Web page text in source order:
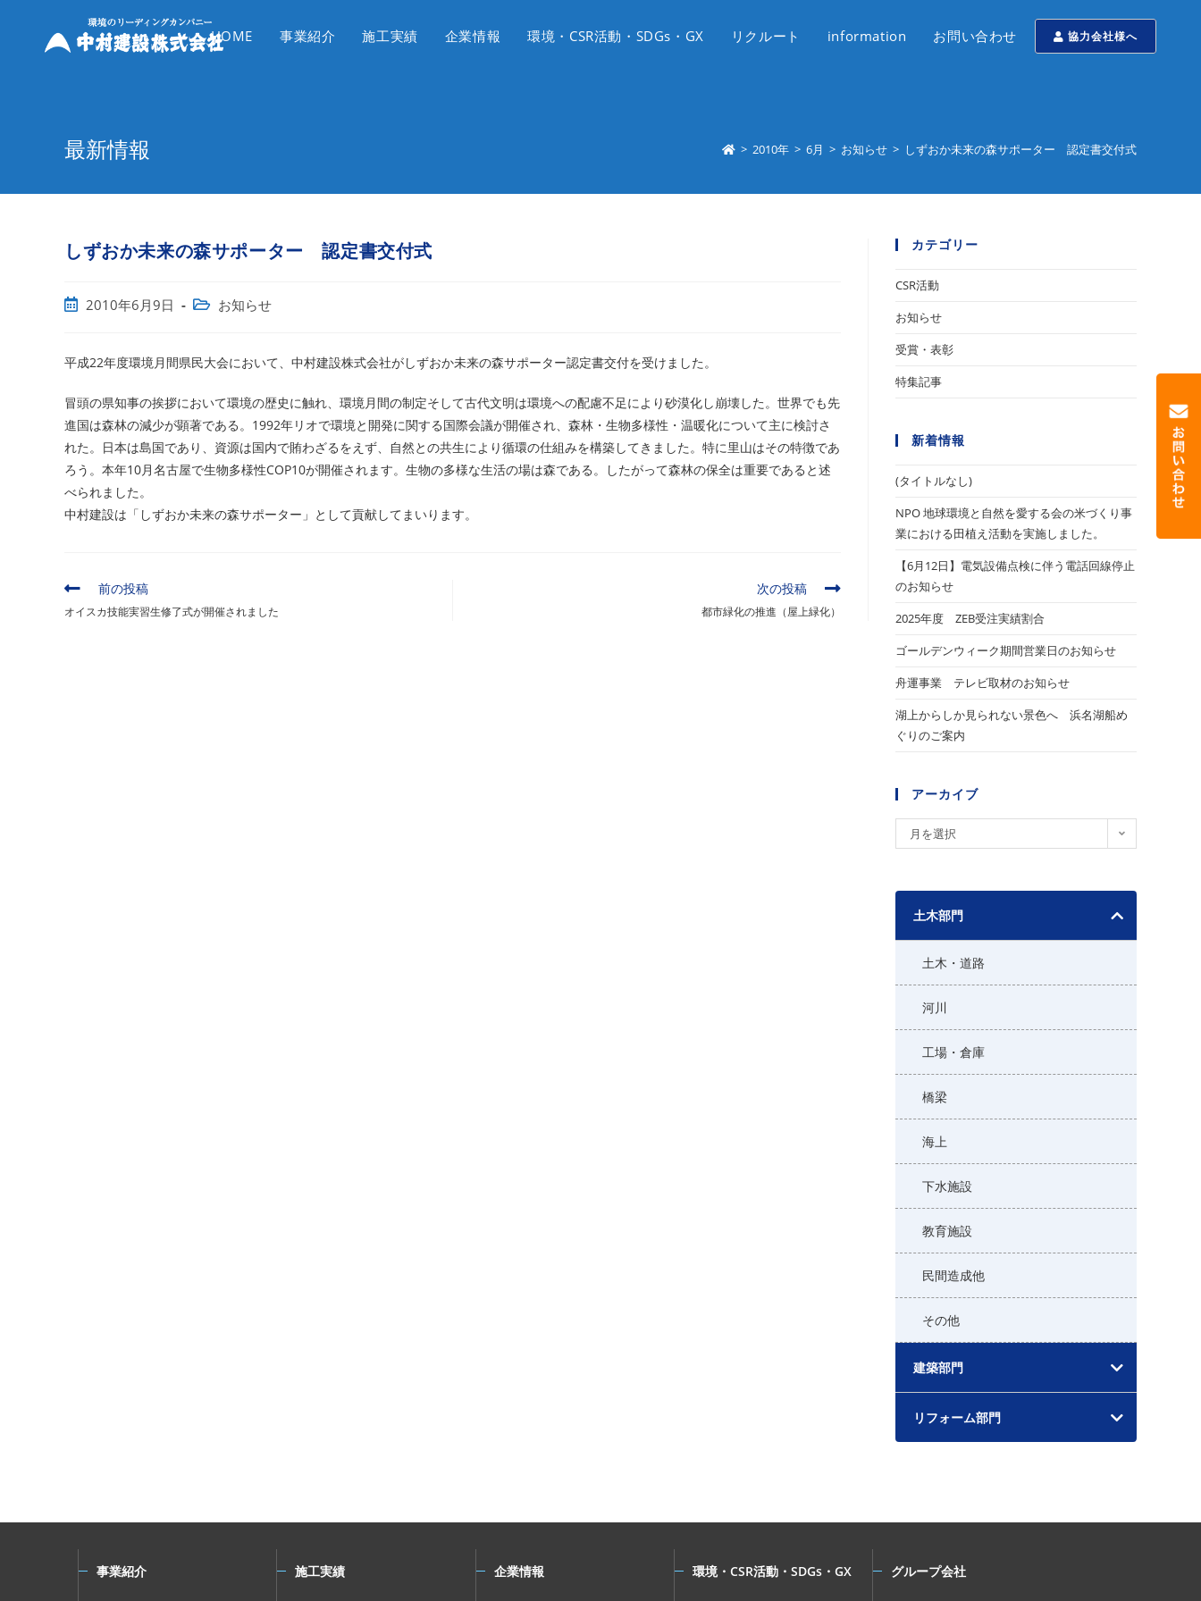
協力会社様へ
HOME 事業紹介 施工実績 企業情報 環境・CSR活動・SDGs・GX リクルート information お問い合わせ
最新情報 > 2010年 > 6月 > お知らせ > しずおか未来の森サポーター 認定書交付式
しずおか未来の森サポーター 認定書交付式
投
開
2010年6月9日
投
テ
リ
ー:
お知らせ
平成22年度環境月間県民大会において、中村建設株式会社がしずおか未来の森サポーター認定書交付を受けました。
冒頭の県知事の挨拶において環境の歴史に触れ、環境月間の制定そして古代文明は環境への配慮不足により砂漠化し崩壊した。世界でも先
進国は森林の減少が顕著である。1992年リオで環境と開発に関する国際会議が開催され、森林・生物多様性・温暖化について主に検討さ
れた。日本は島国であり、資源は国内で賄わざるをえず、自然との共生により循環の仕組みを構築してきました。特に里山はその特徴であ
ろう。本年10月名古屋で生物多様性COP10が開催されます。生物の多様な生活の場は森である。したがって森林の保全は重要であると述
べられました。
中村建設は「しずおか未来の森サポーター」として貢献してまいります。
そ
の
他
前の投稿
オイスカ技能実習生修了式が開催されました
次の投稿
都市緑化の推進（屋上緑化）
カテゴリー
CSR活動
お知らせ
受賞・表彰
特集記事
新着情報
(タイトルなし)
NPO 地球環境と自然を愛する会の米づくり事
業における田植え活動を実施しました。
【6月12日】電気設備点検に伴う電話回線停止
のお知らせ
2025年度 ZEB受注実績割合
ゴールデンウィーク期間営業日のお知らせ
舟運事業 テレビ取材のお知らせ
湖上からしか見られない景色へ 浜名湖船め
ぐりのご案内
アーカイブ
ー
イ
月を選択
土木部門
土木・道路
河川
工場・倉庫
橋梁
海上
下水施設
教育施設
民間造成他
その他
建築部門
リフォーム部門
事業紹介 施工実績 企業情報 環境・CSR活動・SDGs・GX グループ会社